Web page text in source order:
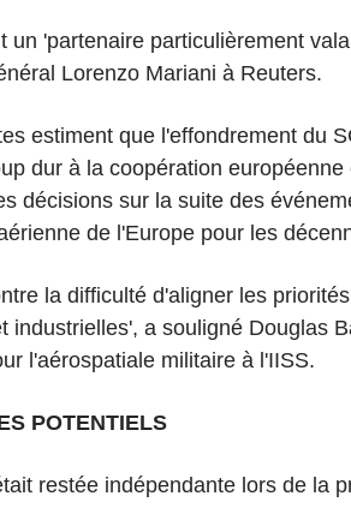
un 'partenaire particulièrement
Lorenzo Mariani à Reuters.
estiment que l'effondrement du
dur à la coopération européenne
décisions sur la suite des
de l'Europe pour les
la difficulté d'aligner les
industrielles', a souligné Douglas
l'aérospatiale militaire à l'IISS.
POTENTIELS
restée indépendante lors de la